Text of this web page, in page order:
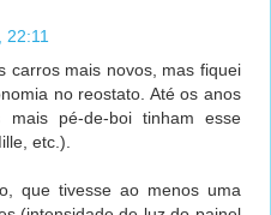
22:11
carros mais novos, mas fiquei
no reostato. Até os anos
pé-de-boi tinham esse
etc.).
que tivesse ao menos uma